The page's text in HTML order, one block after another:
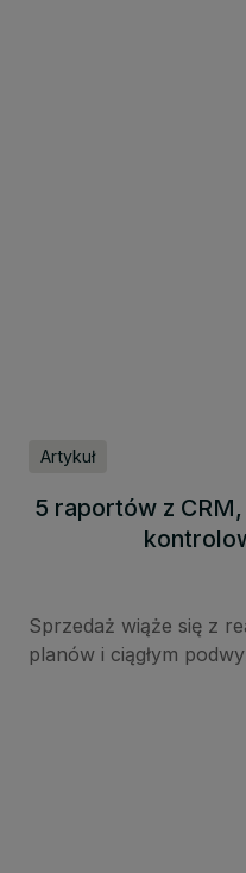
Artykuł
5 raportów z
Sprzedaż wiąże się z
planów i ciągłym